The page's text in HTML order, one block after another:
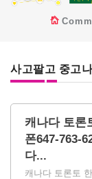
사고팔고 중고
캐나다 토론
폰647-763-
다...
캐나다 토론토